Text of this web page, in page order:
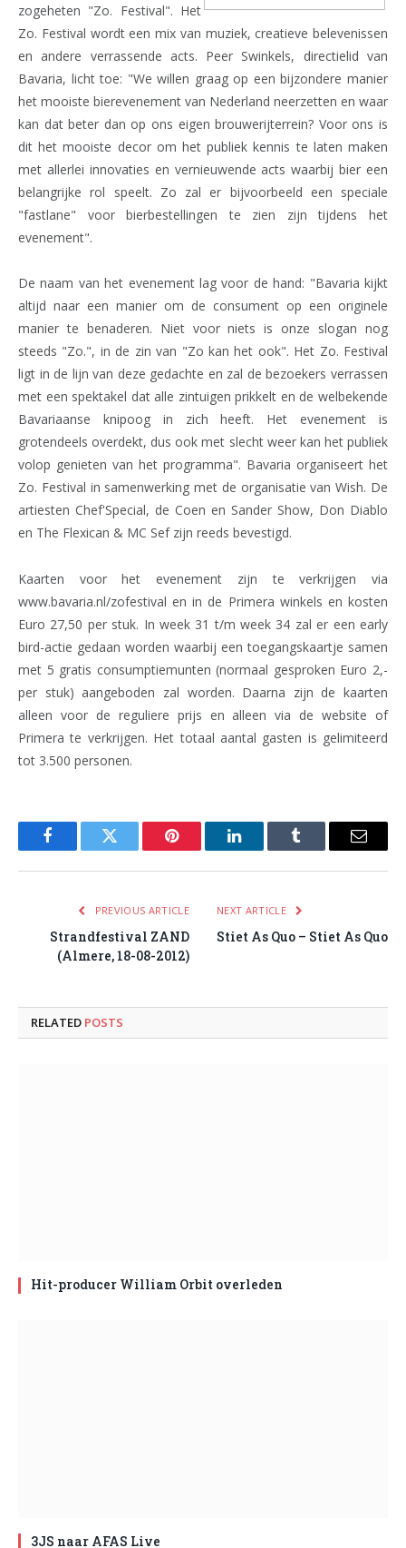
zogeheten "Zo. Festival". Het
Zo. Festival wordt een mix van muziek, creatieve belevenissen
en andere verrassende acts. Peer Swinkels, directielid van
Bavaria, licht toe: "We willen graag op een bijzondere manier
het mooiste bierevenement van Nederland neerzetten en waar
kan dat beter dan op ons eigen brouwerijterrein? Voor ons is
dit het mooiste decor om het publiek kennis te laten maken
met allerlei innovaties en vernieuwende acts waarbij bier een
belangrijke rol speelt. Zo zal er bijvoorbeeld een speciale
"fastlane" voor bierbestellingen te zien zijn tijdens het
evenement".
De naam van het evenement lag voor de hand: "Bavaria kijkt
altijd naar een manier om de consument op een originele
manier te benaderen. Niet voor niets is onze slogan nog
steeds "Zo.", in de zin van "Zo kan het ook". Het Zo. Festival
ligt in de lijn van deze gedachte en zal de bezoekers verrassen
met een spektakel dat alle zintuigen prikkelt en de welbekende
Bavariaanse knipoog in zich heeft. Het evenement is
grotendeels overdekt, dus ook met slecht weer kan het publiek
volop genieten van het programma". Bavaria organiseert het
Zo. Festival in samenwerking met de organisatie van Wish. De
artiesten Chef'Special, de Coen en Sander Show, Don Diablo
en The Flexican & MC Sef zijn reeds bevestigd.
Kaarten voor het evenement zijn te verkrijgen via
www.bavaria.nl/zofestival en in de Primera winkels en kosten
Euro 27,50 per stuk. In week 31 t/m week 34 zal er een early
bird-actie gedaan worden waarbij een toegangskaartje samen
met 5 gratis consumptiemunten (normaal gesproken Euro 2,-
per stuk) aangeboden zal worden. Daarna zijn de kaarten
alleen voor de reguliere prijs en alleen via de website of
Primera te verkrijgen. Het totaal aantal gasten is gelimiteerd
tot 3.500 personen.
FacebookTwitter Pinterest LinkedInTumblr Email
PREVIOUS ARTICLE
Strandfestival ZAND
(Almere, 18-08-2012)
NEXT ARTICLE
Stiet As Quo – Stiet As Quo
RELATED POSTS
Hit-producer William Orbit overleden
3JS naar AFAS Live